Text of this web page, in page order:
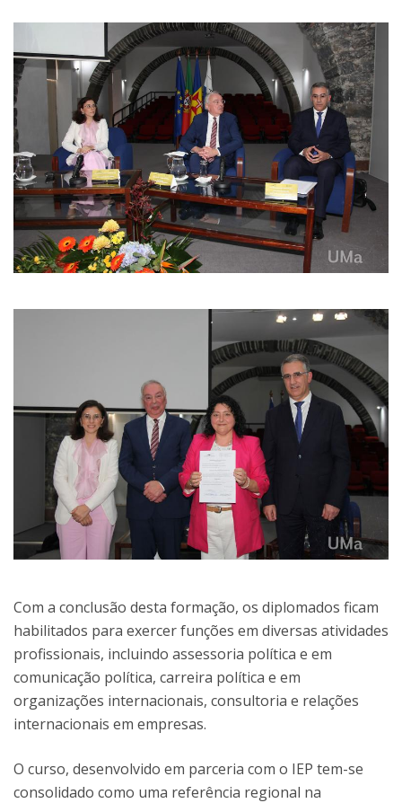
Com a conclusão desta formação, os diplomados ficam
habilitados para exercer funções em diversas atividades
profissionais, incluindo assessoria política e em
comunicação política, carreira política e em
organizações internacionais, consultoria e relações
internacionais em empresas.
O curso, desenvolvido em parceria com o IEP tem-se
consolidado como uma referência regional na